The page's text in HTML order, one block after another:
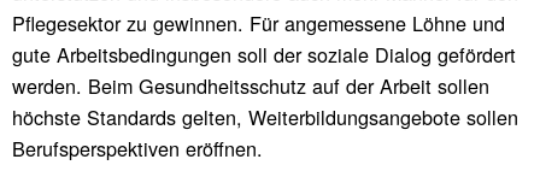
Pflegesektor zu gewinnen. Für angemessene Löhne und
gute Arbeitsbedingungen soll der soziale Dialog gefördert
werden. Beim Gesundheitsschutz auf der Arbeit sollen
höchste Standards gelten, Weiterbildungsangebote sollen
Berufsperspektiven eröffnen.